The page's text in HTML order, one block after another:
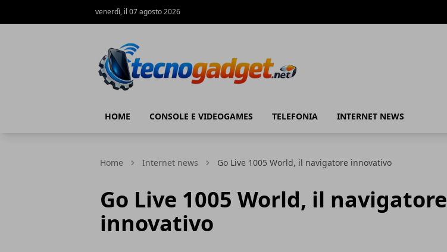
venerdì, il 07 agosto 2026
HOME CONSOLE E VIDEOGAMES TELEFONIA INTERNET NEWS
Home Internet news Go Live 1005 World, il navigatore innovativo
Go Live 1005 World, il navigatore
innovativo